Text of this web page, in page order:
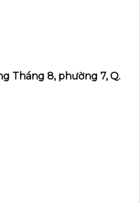
Tháng 8, phường 7, Q.